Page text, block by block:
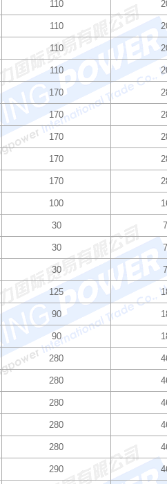
110
110
110
110
170
170
170
170
170
100
30 7
30 7
30 7
125
90
90
280
280
280
280
280
290